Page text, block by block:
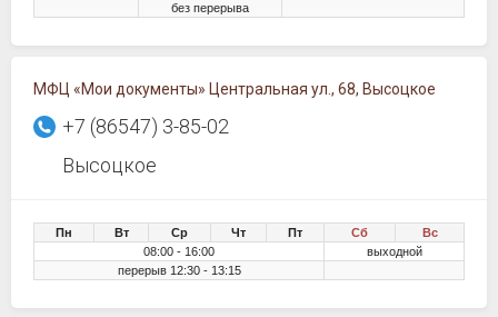
без перерыва
МФЦ «Мои документы» Центральная ул., 68, Высоцкое
+7 (86547) 3-85-02
Высоцкое
Пн Вт Ср Чт Пт Сб
Вс
08:00 - 16:00
выходной
перерыв 12:30 - 13:15